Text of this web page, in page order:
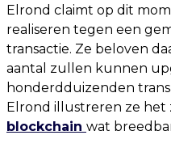
Elrond claimt op dit
realiseren tegen een
transactie. Ze beloven
aantal zullen kunnen
honderdduizenden
Elrond illustreren ze het
blockchain wat